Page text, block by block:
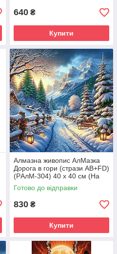
640 ₴
Купити
Алмазна живопис АлМазка
Дорога в гори (стрази AB+FD)
(PАлМ-304) 40 х 40 см (На
підрамнику)
Готово до відправки
830 ₴
Купити